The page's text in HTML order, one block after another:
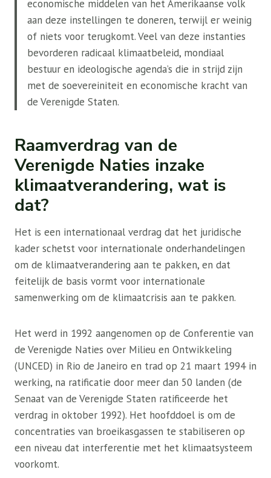
economische middelen van het Amerikaanse volk
aan deze instellingen te doneren, terwijl er weinig
of niets voor terugkomt. Veel van deze instanties
bevorderen radicaal klimaatbeleid, mondiaal
bestuur en ideologische agenda’s die in strijd zijn
met de soevereiniteit en economische kracht van
de Verenigde Staten.
Raamverdrag van de
Verenigde Naties inzake
klimaatverandering, wat is
dat?
Het is een internationaal verdrag dat het juridische
kader schetst voor internationale onderhandelingen
om de klimaatverandering aan te pakken, en dat
feitelijk de basis vormt voor internationale
samenwerking om de klimaatcrisis aan te pakken.
Het werd in 1992 aangenomen op de Conferentie van
de Verenigde Naties over Milieu en Ontwikkeling
(UNCED) in Rio de Janeiro en trad op 21 maart 1994 in
werking, na ratificatie door meer dan 50 landen (de
Senaat van de Verenigde Staten ratificeerde het
verdrag in oktober 1992). Het hoofddoel is om de
concentraties van broeikasgassen te stabiliseren op
een niveau dat interferentie met het klimaatsysteem
voorkomt.